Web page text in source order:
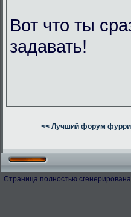
Вот что ты
задавать!
<< Лучший форум фурри
Страница полностью